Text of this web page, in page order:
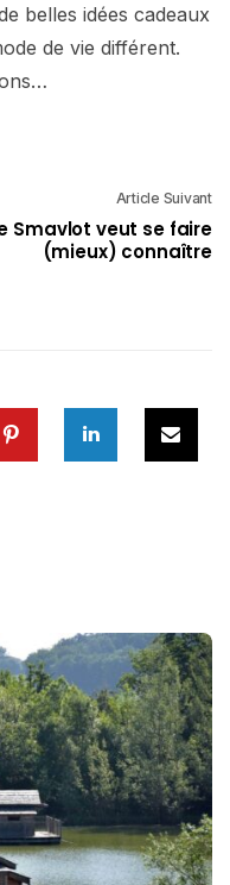
belles idées cadeaux
de vie différent.
Article Suivant
Smavlot veut se faire
(mieux) connaître